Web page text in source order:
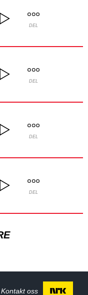
DEL
DEL
DEL
DEL
Kontakt oss